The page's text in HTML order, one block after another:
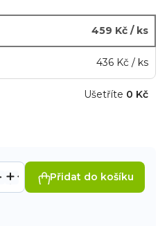
459 Kč / ks
436 Kč / ks
Ušetříte 0 Kč
Přidat do košíku